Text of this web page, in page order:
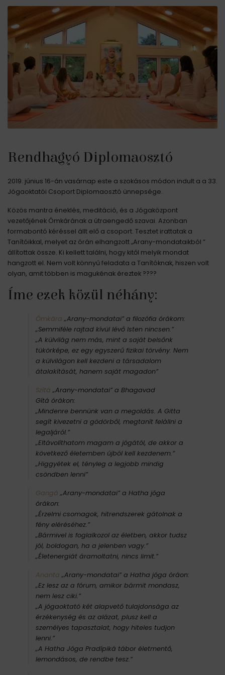
Rendhagyó Diplomaosztó
2019. június 16-án vasárnap este a szokásos módon indult a a 33.
Jógaoktatói Csoport Diplomaosztó ünnepsége.
Közös mantra éneklés, meditáció, és a Jógaközpont
vezetőjének Ómkárának a útraengedő szavai. Azonban
formabontó kéréssel állt elő a csoport. Tesztet irattatak a
Tanítóikkal, melyet az órán elhangzott „Arany-mondataikból ”
állítottak össze. Ki kellett találni, hogy kitől melyik mondat
hangzott el. Nem volt könnyű feladata a Tanítóknak, hiszen volt
olyan, amit többen is magukénak éreztek ????
Íme ezek közül néhány:
Ómkára „Arany-mondatai” a filozófia órákom:
„Semmiféle rajtad kívül lévő Isten nincsen.”
„A külvilág nem más, mint a saját belsőnk
tükörképe, ez egy egyszerű fizikai törvény. Nem
a külvilágon kell kezdeni a társadalom
átalakítását, hanem saját magadon”
Szítá „Arany-mondatai” a Bhagavad
Gítá órákon:
„Mindenre bennünk van a megoldás. A Gitta
segít kivezetni a gödörből, megtanít felállni a
legaljáról.”
„Eltávolíthatom magam a jógától, de akkor a
következő életemben újból kell kezdenem.”
„Higgyétek el, tényleg a legjobb mindig
csöndben lenni”
Gangá „Arany-mondatai” a Hatha jóga
órákon:
„Érzelmi csomagok, hitrendszerek gátolnak a
fény eléréséhez.”
„Bármivel is foglalkozol az életben, akkor tudsz
jól, boldogan, ha a jelenben vagy.”
„Életenergiát áramoltatni, nincs limit.”
Ananta „Arany-mondatai” a Hatha jóga óráon:
„Ez lesz az a fórum, amikor bármit mondasz,
nem lesz ciki.”
„A jógaoktató két alapvető tulajdonsága az
érzékenység és az alázat, plusz kell a
személyes tapasztalat, hogy hiteles tudjon
lenni.”
„A Hatha Jóga Pradípiká tábor életmentő,
lemondásos, de rendbe tesz.”